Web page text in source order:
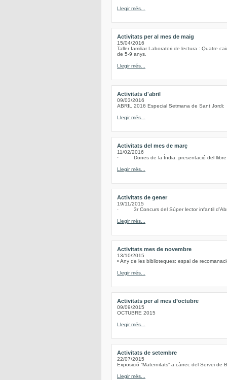
Llegir més...
Activitats per al mes de maig
15/04/2016
Taller familiar Laboratori de lectura : Quatre
de 5-9 anys.
Llegir més...
Activitats d'abril
09/03/2016
ABRIL 2016 Especial Setmana de Sant Jordi:
Llegir més...
Activitats del mes de març
11/02/2016
· Dones de la Índia: presentació del llibre
Llegir més...
Activitats de gener
19/11/2015
· 3r Concurs del Súper lector infantil
Llegir més...
Activitats mes de novembre
13/10/2015
• Any de les biblioteques: espai de
Llegir més...
Activitats per al mes d’octubre
09/09/2015
OCTUBRE 2015
Llegir més...
Activitats de setembre
22/07/2015
Exposició “Maternitats” a càrrec del Servei de
Llegir més...